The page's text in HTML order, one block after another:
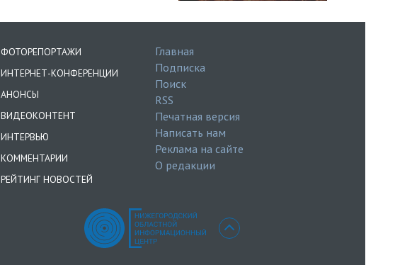
ФОТОРЕПОРТАЖИ
ИНТЕРНЕТ-КОНФЕРЕНЦИИ
АНОНСЫ
ВИДЕОКОНТЕНТ
ИНТЕРВЬЮ
КОММЕНТАРИИ
РЕЙТИНГ НОВОСТЕЙ
Главная
Подписка
Поиск
RSS
Печатная версия
Написать нам
Реклама на сайте
О редакции